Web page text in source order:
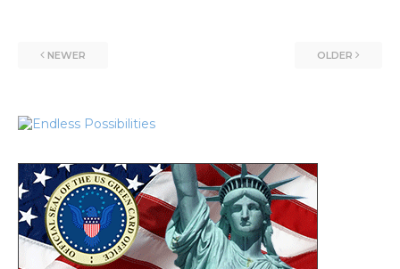
NEWER OLDER